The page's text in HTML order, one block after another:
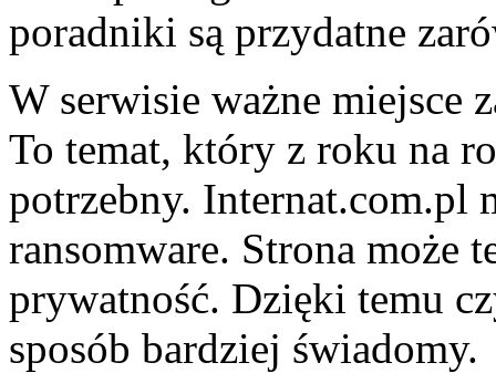
poradniki są przydatne
W serwisie ważne miejsce
To temat, który z roku na
potrzebny. Internat.com.pl
ransomware. Strona może
prywatność. Dzięki temu
sposób bardziej świadomy.